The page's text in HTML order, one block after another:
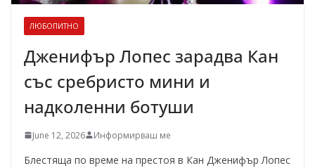
ЛЮБОПИТНО
Дженифър Лопес зарадва Кан
със сребристо мини и
надколенни ботуши
June 12, 2026 Информирваш ме
Блестяща по време на престоя в Кан Дженифър Лопес